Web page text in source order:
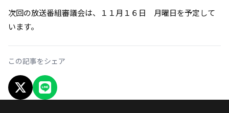
次回の放送番組審議会は、１１月１６日 月曜日を予定して
います。
この記事をシェア
X でシェア
LINEでシェア